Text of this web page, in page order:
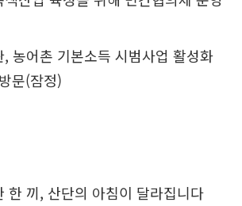
농어촌 기본소득 시범사업 활성화
문(잠정)
끼, 산단의 아침이 달라집니다